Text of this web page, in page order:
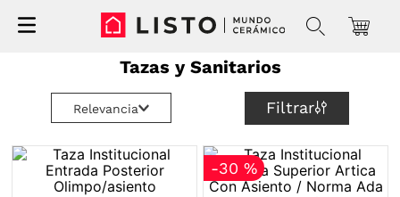
Tazas y Sanitarios
Relevancia Filtrar
-30 %